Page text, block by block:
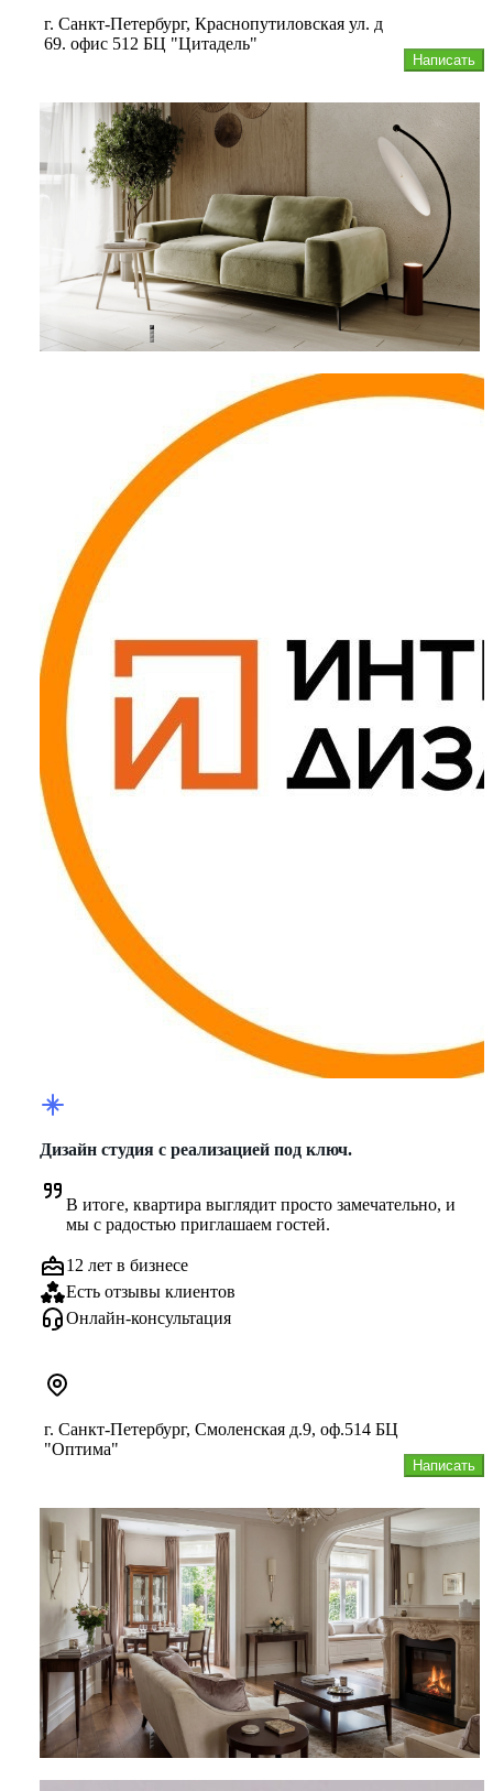
Написать
г. Санкт-Петербург, Краснопутиловская ул. д
69. офис 512 БЦ "Цитадель"
Дизайн студия с реализацией под ключ.
В итоге, квартира выглядит просто замечательно, и
мы с радостью приглашаем гостей.
12 лет в бизнесе
Есть отзывы клиентов
Онлайн-консультация
Написать
г. Санкт-Петербург, Смоленская д.9, оф.514 БЦ
"Оптима"